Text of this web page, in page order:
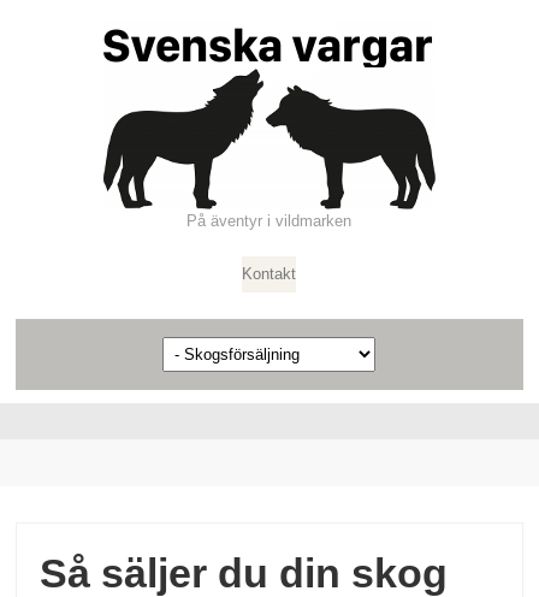
På äventyr i vildmarken
Kontakt
Så säljer du din skog